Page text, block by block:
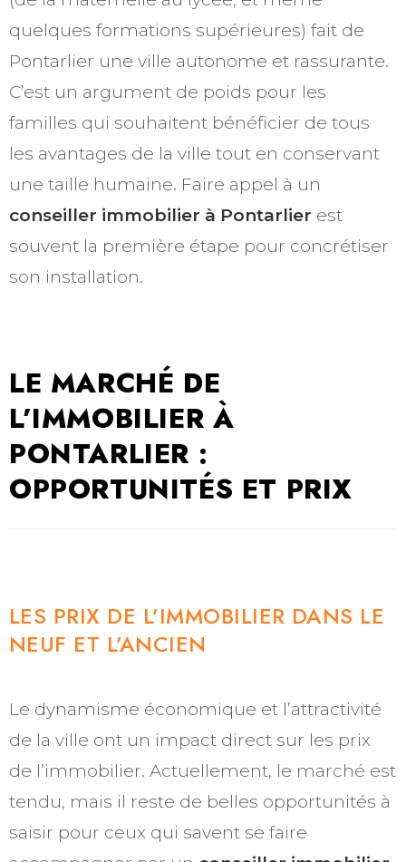
quelques formations supérieures) fait de
Pontarlier une ville autonome et rassurante.
C’est un argument de poids pour les
familles qui souhaitent bénéficier de tous
les avantages de la ville tout en conservant
une taille humaine. Faire appel à un
conseiller immobilier à Pontarlier est
souvent la première étape pour concrétiser
son installation.
LE MARCHÉ DE
L’IMMOBILIER À
PONTARLIER :
OPPORTUNITÉS ET PRIX
LES PRIX DE L’IMMOBILIER DANS LE
NEUF ET L’ANCIEN
Le dynamisme économique et l’attractivité
de la ville ont un impact direct sur les prix
de l’immobilier. Actuellement, le marché est
tendu, mais il reste de belles opportunités à
saisir pour ceux qui savent se faire